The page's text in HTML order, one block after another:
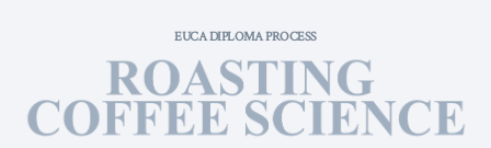
EUCA DIPLOMA PROCESS